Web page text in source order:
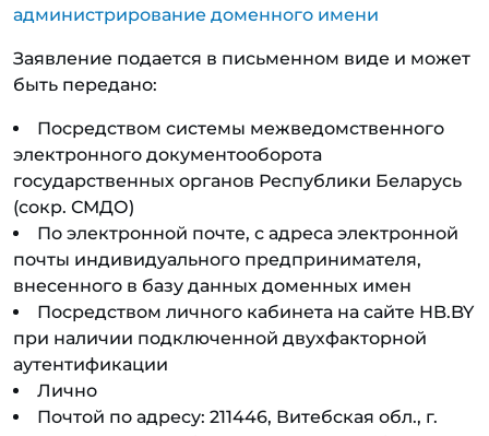
администрирование доменного имени
Заявление подается в письменном виде и может
быть передано:
Посредством системы межведомственного
электронного документооборота
государственных органов Республики Беларусь
(сокр. СМДО)
По электронной почте, с адреса электронной
почты индивидуального предпринимателя,
внесенного в базу данных доменных имен
Посредством личного кабинета на сайте HB.BY
при наличии подключенной двухфакторной
аутентификации
Лично
Почтой по адресу: 211446, Витебская обл., г.